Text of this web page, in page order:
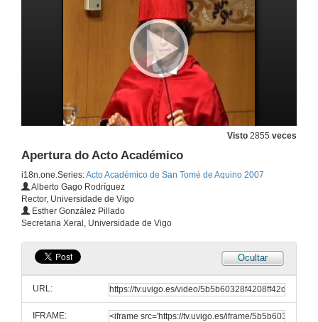
Visto 2855 veces
Apertura do Acto Académico
i18n.one.Series:Acto Académico de San Tomé de Aquino 2007
Alberto Gago Rodríguez
Rector, Universidade de Vigo
Esther González Pillado
Secretaria Xeral, Universidade de Vigo
Ocultar
URL:
IFRAME:
Entrada da comitiva académica mentres que o Coro Universitario entona o "Canticorum Iubilo"
26 de xan. de 2007